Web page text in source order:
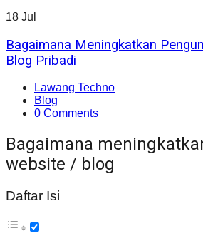
18 Jul
Bagaimana Meningkatkan
Blog Pribadi
Lawang Techno
Blog
0 Comments
Bagaimana
website / blog
Daftar Isi